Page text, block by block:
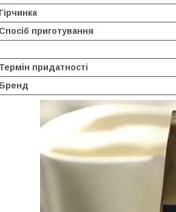
приготування
придатності